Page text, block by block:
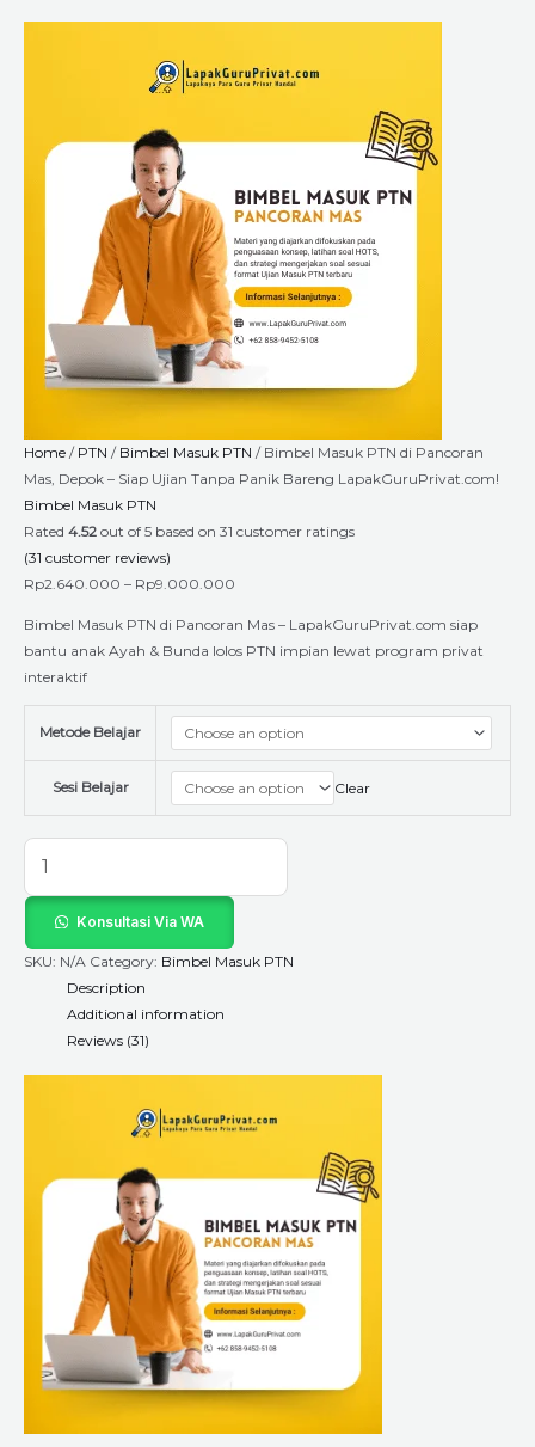
Home / PTN / Bimbel Masuk PTN / Bimbel Masuk PTN di Pancoran
Mas, Depok – Siap Ujian Tanpa Panik Bareng LapakGuruPrivat.com!
Bimbel Masuk PTN
Rated 4.52 out of 5 based on 31 customer ratings
(31 customer reviews)
Rp2.640.000 – Rp9.000.000
Rp2.640.000
through
Bimbel Masuk PTN di Pancoran Mas – LapakGuruPrivat.com siap
bantu anak Ayah & Bunda lolos PTN impian lewat program privat
interaktif
Metode Belajar
Sesi Belajar Clear
Mas,
Bareng
LapakGuruPrivat.com!
quantity
Konsultasi Via WA
SKU: N/A Category: Bimbel Masuk PTN
Description
Additional information
Reviews (31)